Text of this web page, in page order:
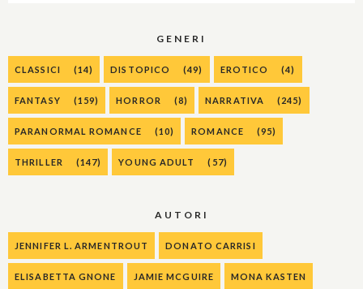
GENERI
CLASSICI (14) DISTOPICO (49) EROTICO (4)
FANTASY (159) HORROR (8) NARRATIVA (245)
PARANORMAL ROMANCE (10) ROMANCE (95)
THRILLER (147) YOUNG ADULT (57)
AUTORI
JENNIFER L. ARMENTROUT DONATO CARRISI
ELISABETTA GNONE JAMIE MCGUIRE MONA KASTEN